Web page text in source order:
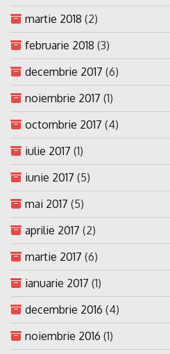
martie 2018 (2)
februarie 2018 (3)
decembrie 2017 (6)
noiembrie 2017 (1)
octombrie 2017 (4)
iulie 2017 (1)
iunie 2017 (5)
mai 2017 (5)
aprilie 2017 (2)
martie 2017 (6)
ianuarie 2017 (1)
decembrie 2016 (4)
noiembrie 2016 (1)